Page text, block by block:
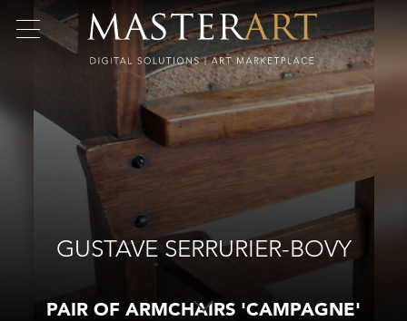
GUSTAVE SERRURIER-BOVY
PAIR OF ARMCHAIRS 'CAMPAGNE'